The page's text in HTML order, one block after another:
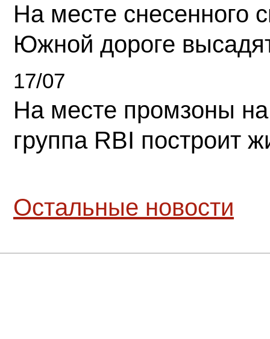
На месте снесенного
Южной дороге
17/07
На месте промзоны
группа RBI построит
Остальные новости